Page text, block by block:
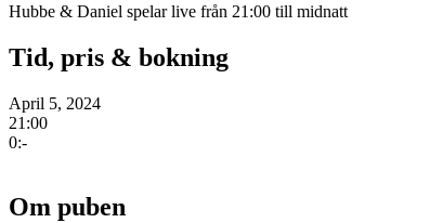
Hubbe & Daniel spelar live från 21:00 till midnatt
Tid, pris & bokning
April 5, 2024
21:00
0:-
Om puben